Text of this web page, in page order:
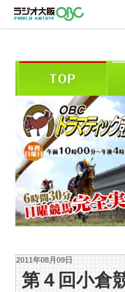
2011年08月09日
第４回小倉